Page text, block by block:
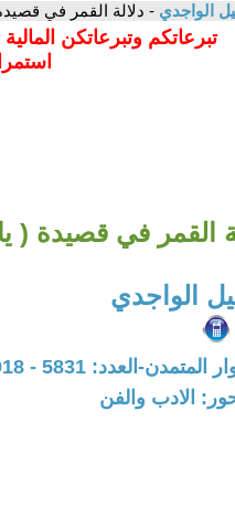
الواجدي - دلالة القمر في
تبرعاتكم وتبرعاتكن
القمر في قصيدة (
الواجدي
العدد: 5831 - 2018 / 3 / 30 - 15:46
الادب والفن